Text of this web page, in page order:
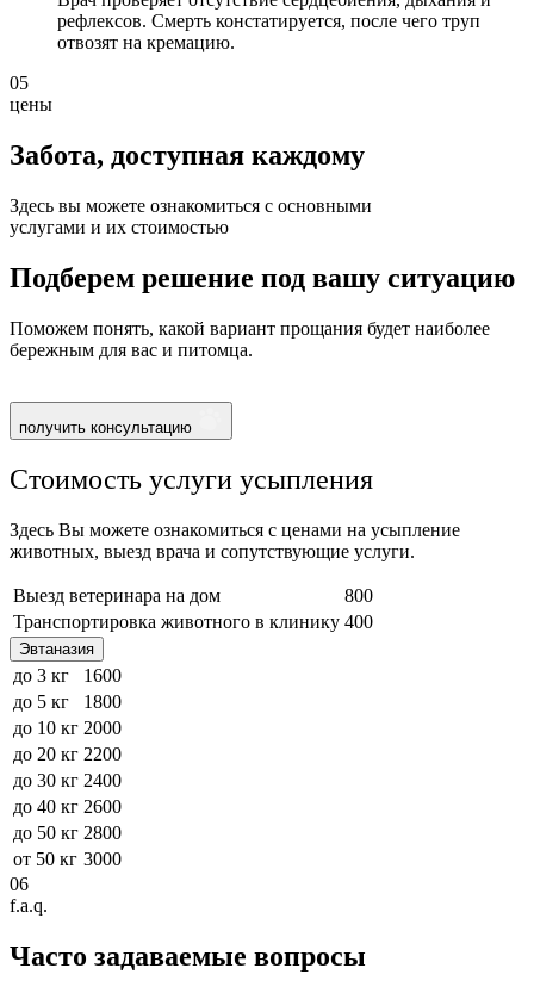
рефлексов. Смерть констатируется, после чего труп
отвозят на кремацию.
05
цены
Забота, доступная каждому
Здесь вы можете ознакомиться с основными
услугами и их стоимостью
Подберем решение под вашу ситуацию
Поможем понять, какой вариант прощания будет наиболее
бережным для вас и питомца.
получить консультацию
Стоимость услуги усыпления
Здесь Вы можете ознакомиться с ценами на усыпление
животных, выезд врача и сопутствующие услуги.
Выезд ветеринара на дом
800
Транспортировка животного в клинику 400
Эвтаназия
до 3 кг
1600
до 5 кг
1800
до 10 кг 2000
до 20 кг 2200
до 30 кг 2400
до 40 кг 2600
до 50 кг 2800
от 50 кг 3000
06
f.a.q.
Часто задаваемые вопросы